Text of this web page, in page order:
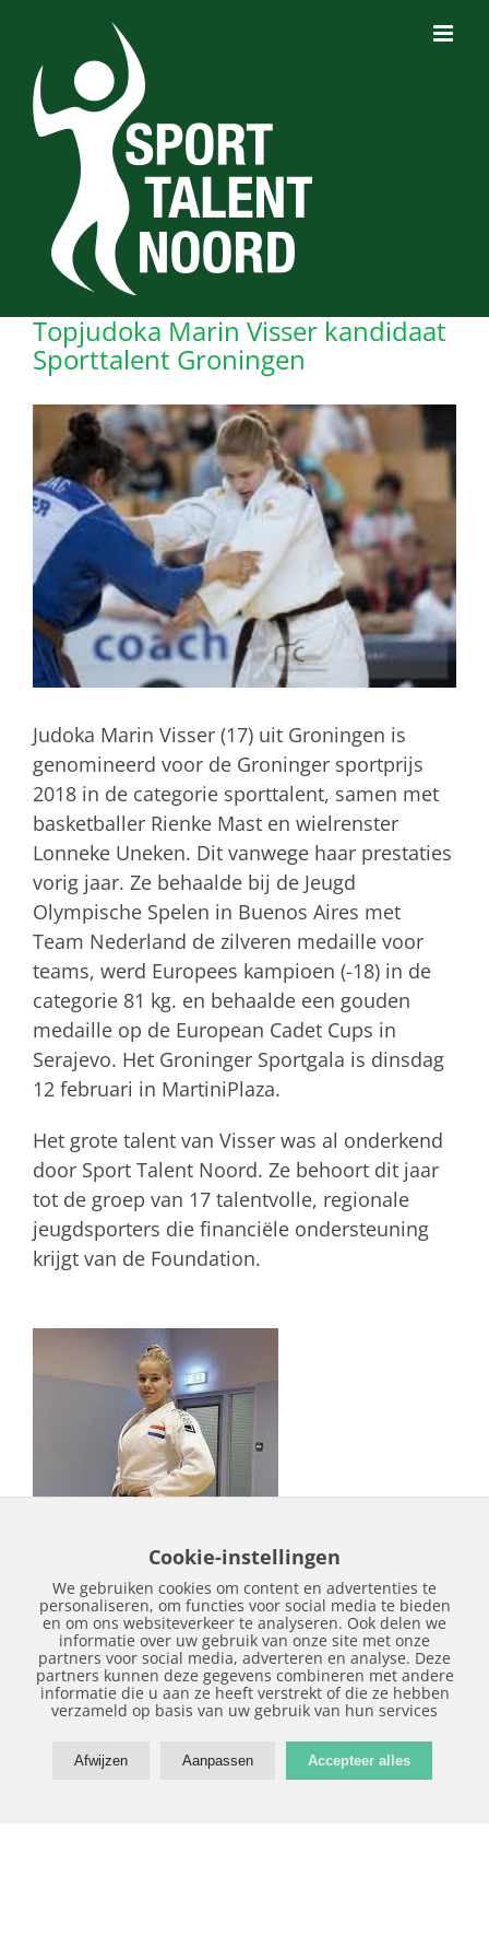
inhoud
Topjudoka Marin Visser kandidaat
Sporttalent Groningen
Bekijk
grotere
afbeelding
Judoka Marin Visser (17) uit Groningen is
genomineerd voor de Groninger sportprijs
2018 in de categorie sporttalent, samen met
basketballer Rienke Mast en wielrenster
Lonneke Uneken. Dit vanwege haar prestaties
vorig jaar. Ze behaalde bij de Jeugd
Olympische Spelen in Buenos Aires met
Team Nederland de zilveren medaille voor
teams, werd Europees kampioen (-18) in de
categorie 81 kg. en behaalde een gouden
medaille op de European Cadet Cups in
Serajevo. Het Groninger Sportgala is dinsdag
12 februari in MartiniPlaza.
Het grote talent van Visser was al onderkend
door Sport Talent Noord. Ze behoort dit jaar
tot de groep van 17 talentvolle, regionale
jeugdsporters die financiële ondersteuning
krijgt van de Foundation.
vrijdag - 18 januari - 2019
Cookie-instellingen
We gebruiken cookies om content en advertenties te
personaliseren, om functies voor social media te bieden
en om ons websiteverkeer te analyseren. Ook delen we
informatie over uw gebruik van onze site met onze
partners voor social media, adverteren en analyse. Deze
partners kunnen deze gegevens combineren met andere
informatie die u aan ze heeft verstrekt of die ze hebben
verzameld op basis van uw gebruik van hun services
Afwijzen Aanpassen Accepteer alles